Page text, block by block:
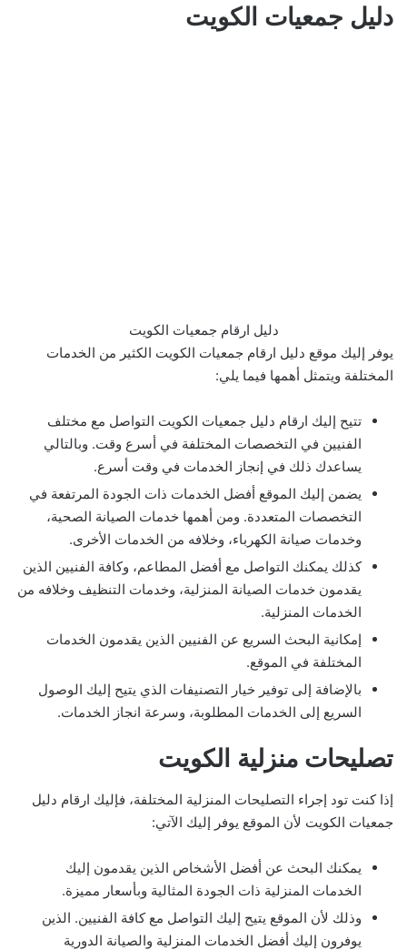
دليل جمعيات الكويت
دليل ارقام جمعيات الكويت
يوفر إليك موقع دليل ارقام جمعيات الكويت الكثير من الخدمات
المختلفة ويتمثل أهمها فيما يلي:
تتيح إليك ارقام دليل جمعيات الكويت التواصل مع مختلف
الفنيين في التخصصات المختلفة في أسرع وقت. وبالتالي
يساعدك ذلك في إنجاز الخدمات في وقت أسرع.
يضمن إليك الموقع أفضل الخدمات ذات الجودة المرتفعة في
التخصصات المتعددة. ومن أهمها خدمات الصيانة الصحية،
وخدمات صيانة الكهرباء، وخلافه من الخدمات الأخرى.
كذلك يمكنك التواصل مع أفضل المطاعم، وكافة الفنيين الذين
يقدمون خدمات الصيانة المنزلية، وخدمات التنظيف وخلافه من
الخدمات المنزلية.
إمكانية البحث السريع عن الفنيين الذين يقدمون الخدمات
المختلفة في الموقع.
بالإضافة إلى توفير خيار التصنيفات الذي يتيح إليك الوصول
السريع إلى الخدمات المطلوبة، وسرعة انجاز الخدمات.
تصليحات منزلية الكويت
إذا كنت تود إجراء التصليحات المنزلية المختلفة، فإليك ارقام دليل
جمعيات الكويت لأن الموقع يوفر إليك الآتي:
يمكنك البحث عن أفضل الأشخاص الذين يقدمون إليك
الخدمات المنزلية ذات الجودة المثالية وبأسعار مميزة.
وذلك لأن الموقع يتيح إليك التواصل مع كافة الفنيين. الذين
يوفرون إليك أفضل الخدمات المنزلية والصيانة الدورية